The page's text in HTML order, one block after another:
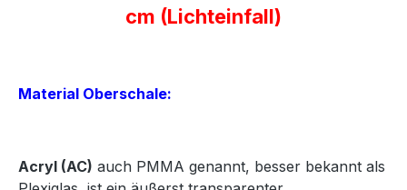
cm (Lichteinfall)
Material Oberschale:
Acryl (AC) auch PMMA genannt, besser bekannt als